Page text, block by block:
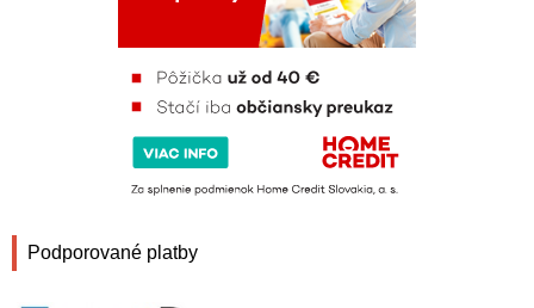
Podporované platby